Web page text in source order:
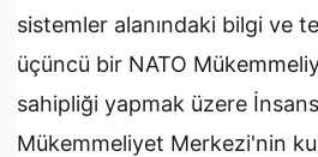
sistemler alanındaki bilgi ve
üçüncü bir NATO
sahipliği yapmak üzere
Mükemmeliyet Merkezi'nin